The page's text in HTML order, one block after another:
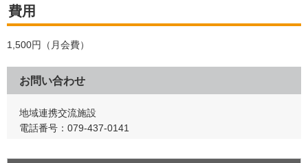
費用
1,500円（月会費）
お問い合わせ
地域連携交流施設
電話番号：079-437-0141